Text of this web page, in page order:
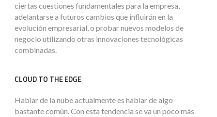
ciertas cuestiones fundamentales para la empresa,
adelantarse a futuros cambios que influirán en la
evolución empresarial, o probar nuevos modelos de
negocio utilizando otras innovaciones tecnológicas
combinadas.
CLOUD TO THE EDGE
Hablar de la nube actualmente es hablar de algo
bastante común. Con esta tendencia se va un poco más